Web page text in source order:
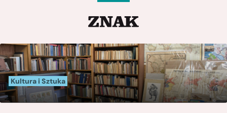
Kultura i Sztuka